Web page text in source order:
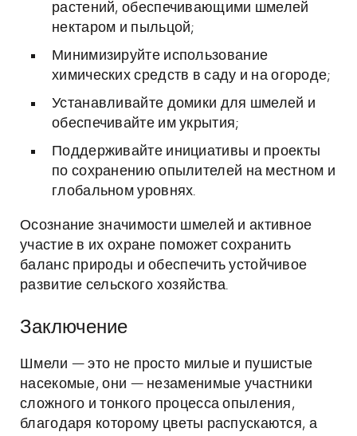
растений, обеспечивающими шмелей
нектаром и пыльцой;
Минимизируйте использование
химических средств в саду и на огороде;
Устанавливайте домики для шмелей и
обеспечивайте им укрытия;
Поддерживайте инициативы и проекты
по сохранению опылителей на местном и
глобальном уровнях.
Осознание значимости шмелей и активное
участие в их охране поможет сохранить
баланс природы и обеспечить устойчивое
развитие сельского хозяйства.
Заключение
Шмели — это не просто милые и пушистые
насекомые, они — незаменимые участники
сложного и тонкого процесса опыления,
благодаря которому цветы распускаются, а